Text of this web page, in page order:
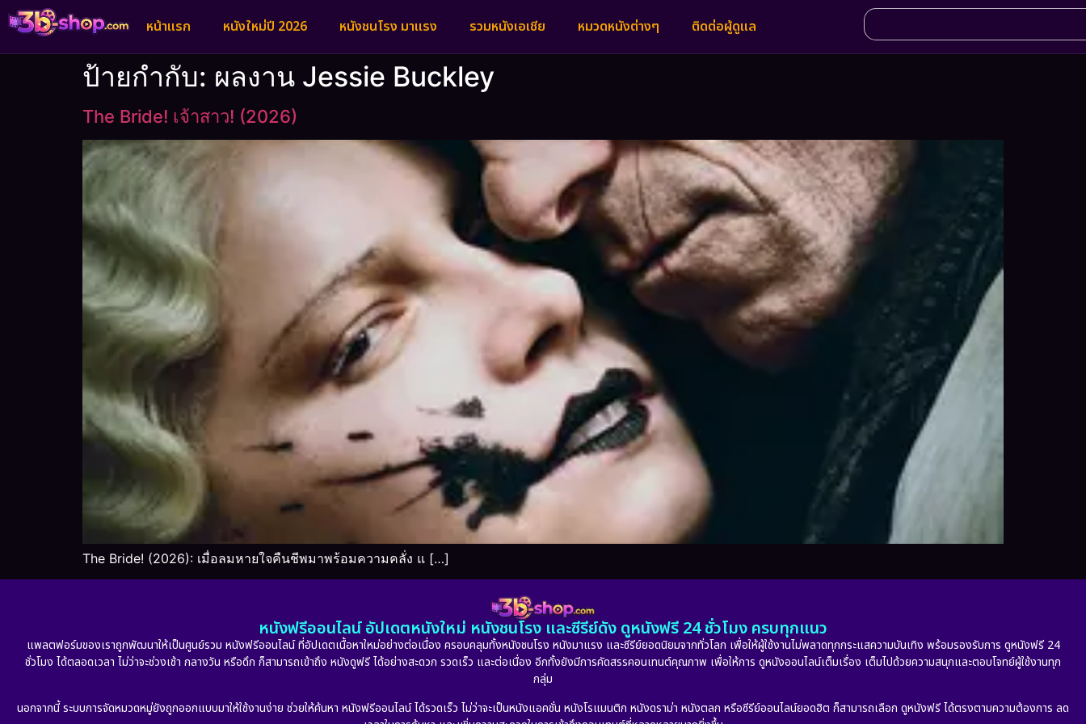
หน้าแรก หนังใหม่ปี 2026 หนังชนโรง มาแรง รวมหนังเอเชีย หมวดหนังต่างๆ ติดต่อผู้ดูแล
ป้ายกำกับ: ผลงาน Jessie Buckley
The Bride! เจ้าสาว! (2026)
The Bride! (2026): เมื่อลมหายใจคืนชีพมาพร้อมความคลั่ง แ […]
หนังฟรีออนไลน์ อัปเดตหนังใหม่ หนังชนโรง และซีรีย์ดัง ดูหนังฟรี 24 ชั่วโมง ครบทุกแนว
แพลตฟอร์มของเราถูกพัฒนาให้เป็นศูนย์รวม หนังฟรีออนไลน์ ที่อัปเดตเนื้อหาใหม่อย่างต่อเนื่อง ครอบคลุมทั้งหนังชนโรง หนังมาแรง และซีรีย์ยอดนิยมจากทั่วโลก เพื่อให้ผู้ใช้งานไม่พลาดทุกกระแสความบันเทิง พร้อมรองรับการ ดูหนังฟรี 24
ชั่วโมง ได้ตลอดเวลา ไม่ว่าจะช่วงเช้า กลางวัน หรือดึก ก็สามารถเข้าถึง หนังดูฟรี ได้อย่างสะดวก รวดเร็ว และต่อเนื่อง อีกทั้งยังมีการคัดสรรคอนเทนต์คุณภาพ เพื่อให้การ ดูหนังออนไลน์เต็มเรื่อง เต็มไปด้วยความสนุกและตอบโจทย์ผู้ใช้งานทุก
กลุ่ม
นอกจากนี้ ระบบการจัดหมวดหมู่ยังถูกออกแบบมาให้ใช้งานง่าย ช่วยให้ค้นหา หนังฟรีออนไลน์ ได้รวดเร็ว ไม่ว่าจะเป็นหนังแอคชั่น หนังโรแมนติก หนังดราม่า หนังตลก หรือซีรีย์ออนไลน์ยอดฮิต ก็สามารถเลือก ดูหนังฟรี ได้ตรงตามความต้องการ ลด